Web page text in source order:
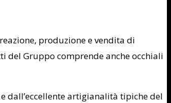
produzione e vendita di
del Gruppo comprende anche occhiali
dall’eccellente artigianalità tipiche del